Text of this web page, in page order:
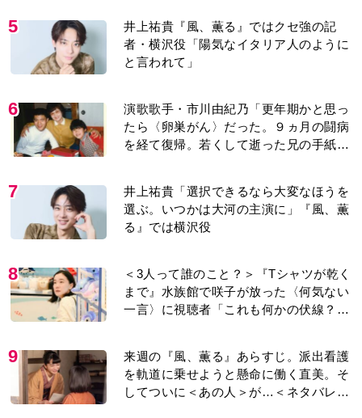
5
井上祐貴『風、薫る』ではクセ強の記
者・横沢役「陽気なイタリア人のように
と言われて」
6
演歌歌手・市川由紀乃「更年期かと思っ
たら〈卵巣がん〉だった。９ヵ月の闘病
を経て復帰。若くして逝った兄の手紙を
7
井上祐貴「選択できるなら大変なほうを
選ぶ。いつかは大河の主演に」『風、薫
る』では横沢役
8
＜3人って誰のこと？＞『Tシャツが乾く
まで』水族館で咲子が放った〈何気ない
一言〉に視聴者「これも何かの伏線？」
9
来週の『風、薫る』あらすじ。派出看護
を軌道に乗せようと懸命に働く直美。そ
してついに＜あの人＞が…＜ネタバレあ